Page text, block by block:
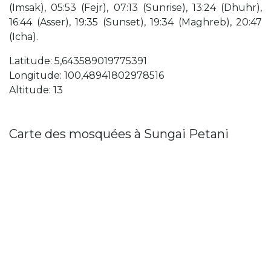
(Imsak), 05:53 (Fejr), 07:13 (Sunrise), 13:24 (Dhuhr),
16:44 (Asser), 19:35 (Sunset), 19:34 (Maghreb), 20:47
(Icha).
Latitude: 5,643589019775391
Longitude: 100,48941802978516
Altitude: 13
Carte des mosquées à Sungai Petani